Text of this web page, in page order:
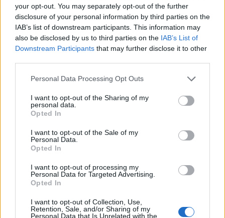
your opt-out. You may separately opt-out of the further
disclosure of your personal information by third parties on the
IAB’s list of downstream participants. This information may
also be disclosed by us to third parties on the IAB’s List of
Downstream Participants that may further disclose it to other
Personal Data Processing Opt Outs
I want to opt-out of the Sharing of my
personal data.
Opted In
I want to opt-out of the Sale of my
Personal Data.
Opted In
I want to opt-out of processing my
Personal Data for Targeted Advertising.
Opted In
I want to opt-out of Collection, Use,
Retention, Sale, and/or Sharing of my
Personal Data that Is Unrelated with the